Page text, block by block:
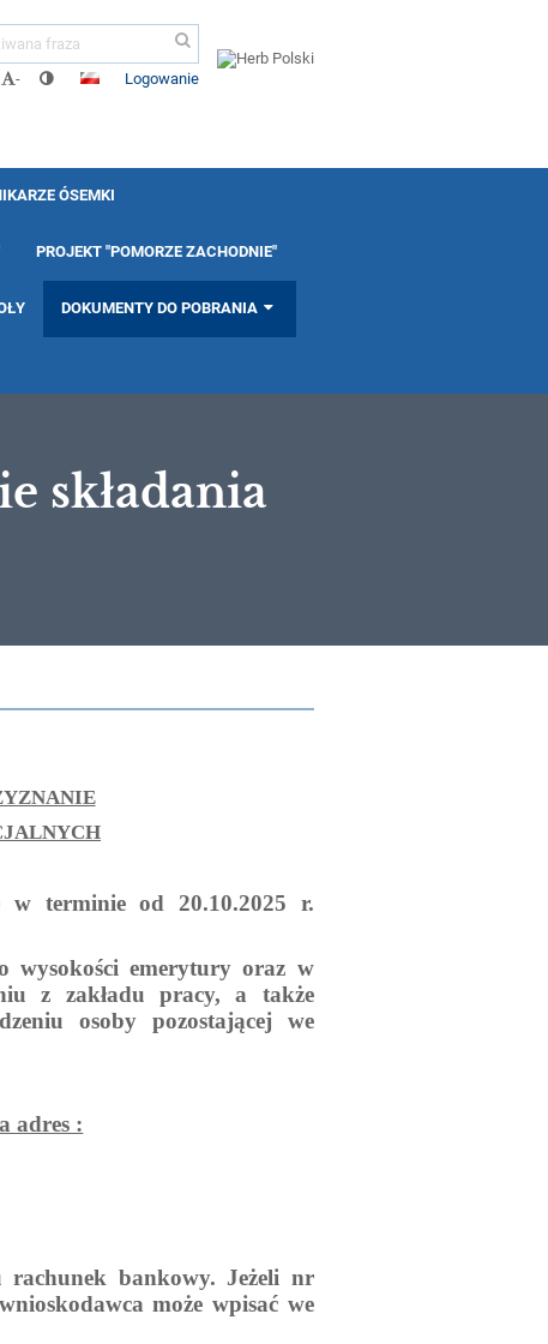
- Logowanie
ÓSEMKI
PROJEKT "POMORZE ZACHODNIE"
DOKUMENTY DO POBRANIA
składania
w terminie od 20.10.2025 r.
wysokości emerytury oraz w
z zakładu pracy, a także
osoby pozostającej we
adres :
rachunek bankowy. Jeżeli nr
może wpisać we